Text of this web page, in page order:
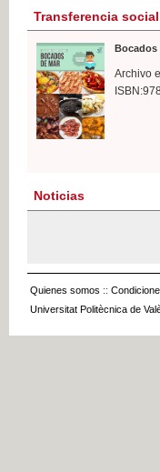
Transferencia social
Bocados
Archivo
Noticias
Quienes somos ::
Universitat Politècnica de